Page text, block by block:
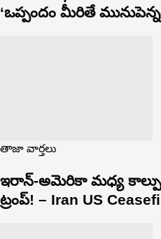
‘ఒప్పందం మీరితే
తాజా వార్తలు
ఇరాన్-అమెరికా మధ్య
ట్రంప్! – Iran US